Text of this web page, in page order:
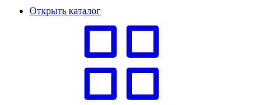
Открыть каталог